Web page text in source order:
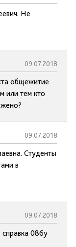
Не
09.07.2018
общежитие
или тем кто
09.07.2018
Студенты
в
09.07.2018
справка 086у